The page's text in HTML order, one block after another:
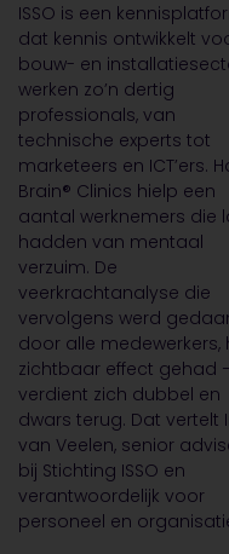
ISSO is een
dat kennis ontwikkelt
bouw- en
werken zo’n dertig
professionals, van
technische experts tot
marketeers en ICT’ers.
Brain® Clinics hielp een
aantal werknemers die
hadden van mentaal
verzuim. De
veerkrachtanalyse die
vervolgens werd
door alle medewerkers,
zichtbaar effect gehad
verdient zich dubbel en
dwars terug. Dat vertelt
van Veelen, senior
bij Stichting ISSO en
verantwoordelijk voor
personeel en